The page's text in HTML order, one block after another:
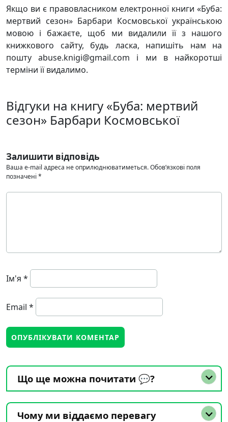
Якщо ви є правовласником електронної книги «Буба:
мертвий сезон» Барбари Космовської українською
мовою і бажаєте, щоб ми видалили її з нашого
книжкового сайту, будь ласка, напишіть нам на
пошту abuse.knigi@gmail.com і ми в найкоротші
терміни її видалимо.
Відгуки на книгу «Буба: мертвий
сезон» Барбари Космовської
Залишити відповідь
Ваша e-mail адреса не оприлюднюватиметься.Обов’язкові поля
позначені *
Ім'я *
Email *
Що ще можна почитати 💬?
Чому ми віддаємо перевагу